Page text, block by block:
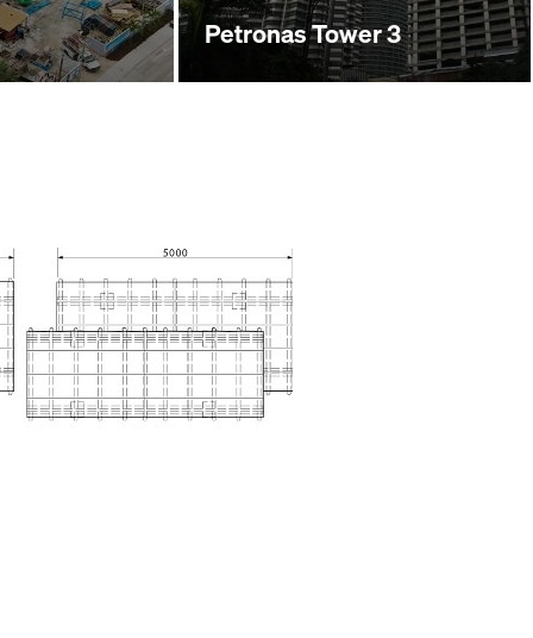
Petronas Tower 3